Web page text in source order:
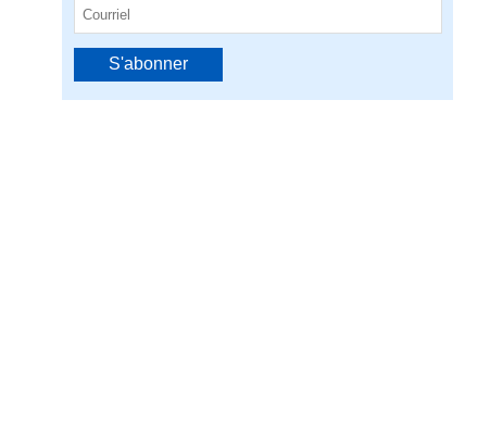
S'abonner